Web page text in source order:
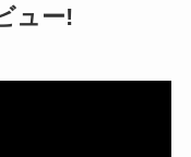
ュー!